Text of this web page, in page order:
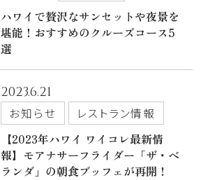
ハワイで贅沢なサンセットや夜景を
堪能！おすすめのクルーズコース5
選
2023.6.21
お知らせ
レストラン情報
【2023年ハワイ ワイコレ最新情
報】モアナサーフライダー「ザ・ベ
ランダ」の朝食ブッフェが再開！